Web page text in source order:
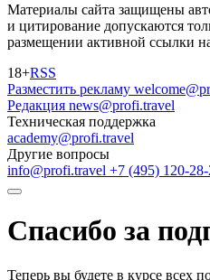
Материалы сайта защищены
и цитирование допускаются
размещении активной ссылки
18+RSS
Разместить рекламу
Редакция news@profi.travel
Техническая поддержка
academy@profi.travel
Другие вопросы
info@profi.travel +7 (495) 120-
Спасибо за
Теперь вы будете в курсе всех